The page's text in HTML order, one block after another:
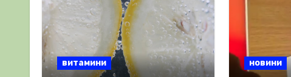
витамини новини